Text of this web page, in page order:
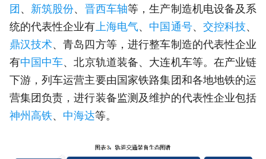
团 、 新筑股份、 晋西车轴等，生产制造机电设备及系
统的代表性企业有 上海电气、 中国通号、 交控科技、
鼎汉技术、青岛四方等，进行整车制造的代表性企业
有中国中车、北京轨道装备、大连机车等。在产业链
下游，列车运营主要由国家铁路集团和各地地铁的运
营集团负责，进行装备监测及维护的代表性企业包括
神州高铁、 中海达等。